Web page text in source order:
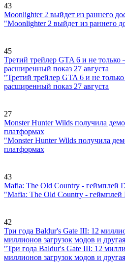
43
Moonlighter 2 выйдет из раннего
"Moonlighter 2 выйдет из раннего
45
Третий трейлер GTA 6 и не
расширенный показ 27 августа
"Третий трейлер GTA 6 и не
расширенный показ 27 августа
27
Monster Hunter Wilds получила
платформах
"Monster Hunter Wilds получила
платформах
43
Mafia: The Old Country - геймплей
"Mafia: The Old Country -
42
Три года Baldur's Gate III: 12
миллионов загрузок модов и
"Три года Baldur's Gate III: 12
миллионов загрузок модов и